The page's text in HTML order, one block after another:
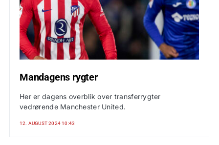
Mandagens rygter
Her er dagens overblik over transferrygter
vedrørende Manchester United.
12. AUGUST 2024 10:43